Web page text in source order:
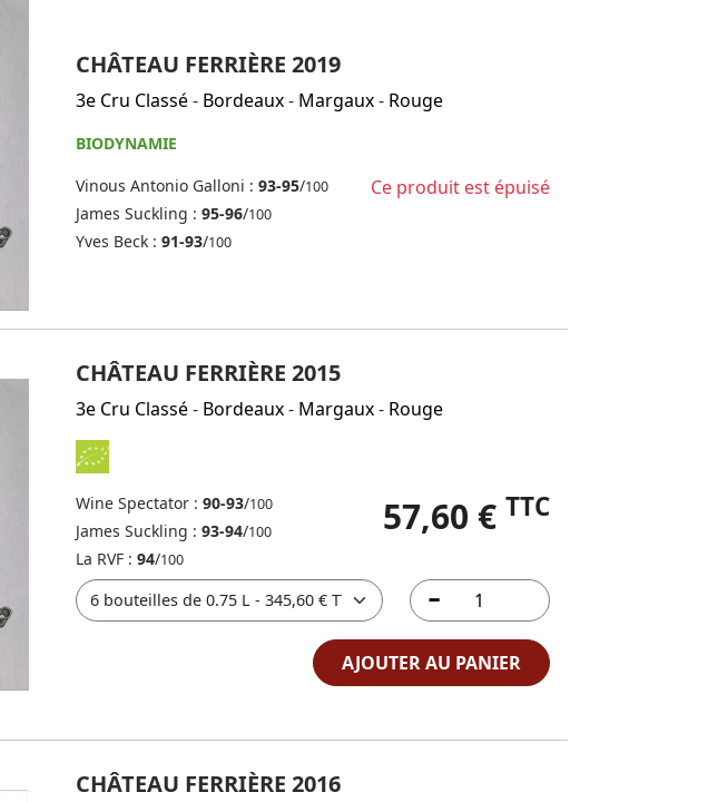
CHÂTEAU FERRIÈRE 2019
3e Cru Classé- Bordeaux- Margaux- Rouge
BIODYNAMIE
Vinous Antonio Galloni : 93-95/100
James Suckling : 95-96/100
Yves Beck : 91-93/100
Ce produit est épuisé
CHÂTEAU FERRIÈRE 2015
3e Cru Classé- Bordeaux- Margaux- Rouge
Wine Spectator : 90-93/100
James Suckling : 93-94/100
La RVF : 94/100
57,60 € TTC
AJOUTER AU PANIER
CHÂTEAU FERRIÈRE 2016